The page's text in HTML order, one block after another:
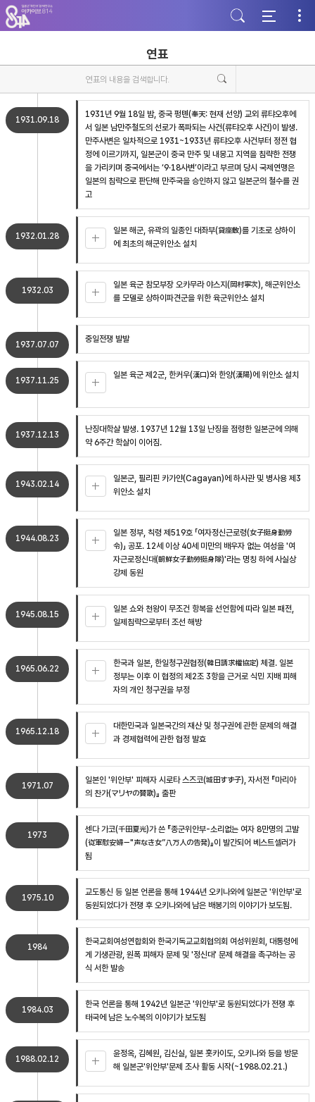
주
메
뉴
가
본
문
바
기
하
단
바
기
연표
1931.09.18
1931년 9월 18일 밤, 중국 펑톈(奉天: 현재 선양) 교외 류탸오후에
서 일본 남만주철도의 선로가 폭파되는 사건(류탸오후 사건)이 발생.
만주사변은 일차적으로 1931~1933년 류탸오후 사건부터 정전 협
정에 이르기까지, 일본군이 중국 만주 및 내몽고 지역을 침략한 전쟁
을 가리키며 중국에서는 ‘9·18사변’이라고 부르며 당시 국제연맹은
일본의 침략으로 판단해 만주국을 승인하지 않고 일본군의 철수를 권
고
1932.01.28
일본 해군, 유곽의 일종인 대좌부(貸座敷)를 기초로 상하이
에 최초의 해군위안소 설치
1932.03
일본 육군 참모부장 오카무라 야스지(岡村寧次), 해군위안소
를 모델로 상하이파견군을 위한 육군위안소 설치
1937.07.07
중일전쟁 발발
1937.11.25
일본 육군 제2군, 한커우(漢口)와 한양(漢陽)에 위안소 설치
1937.12.13
난징대학살 발생. 1937년 12월 13일 난징을 점령한 일본군에 의해
약 6주간 학살이 이어짐.
1943.02.14
일본군, 필리핀 카가얀(Cagayan)에 하사관 및 병사용 제3
위안소 설치
1944.08.23
일본 정부, 칙령 제519호 「여자정신근로령(女子挺身勤勞
令)」 공포. 12세 이상 40세 미만의 배우자 없는 여성을 '여
자근로정신대(朝鮮女子勤勞挺身隊)'라는 명칭 하에 사실상
강제 동원
1945.08.15
일본 쇼와 천왕이 무조건 항복을 선언함에 따라 일본 패전,
일제침략으로부터 조선 해방
1965.06.22
한국과 일본, 한일청구권협정(韓日請求權協定) 체결. 일본
정부는 이후 이 협정의 제2조 3항을 근거로 식민 지배 피해
자의 개인 청구권을 부정
1965.12.18
대한민국과 일본국간의 재산 및 청구권에 관한 문제의 해결
과 경제협력에 관한 협정 발효
1971.07
일본인 '위안부' 피해자 시로타 스즈코(城田すず子), 자서전 『마리아
의 찬가(マリヤの賛歌)』 출판
1973
센다 가코(千田夏光)가 쓴 『종군위안부-소리없는 여자 8만명의 고발
(従軍慰安婦－"声なき女”八万人の告発)』이 발간되어 베스트셀러가
됨
1975.10
교도통신 등 일본 언론을 통해 1944년 오키나와에 일본군 '위안부'로
동원되었다가 전쟁 후 오키나와에 남은 배봉기의 이야기가 보도됨.
1984
한국교회여성연합회와 한국기독교교회협의회 여성위원회, 대통령에
게 기생관광, 원폭 피해자 문제 및 '정신대' 문제 해결을 촉구하는 공
식 서한 발송
1984.03
한국 언론을 통해 1942년 일본군 '위안부'로 동원되었다가 전쟁 후
태국에 남은 노수복의 이야기가 보도됨
1988.02.12
윤정옥, 김혜원, 김신실, 일본 홋카이도, 오키나와 등을 방문
해 일본군'위안부'문제 조사 활동 시작(~1988.02.21.)